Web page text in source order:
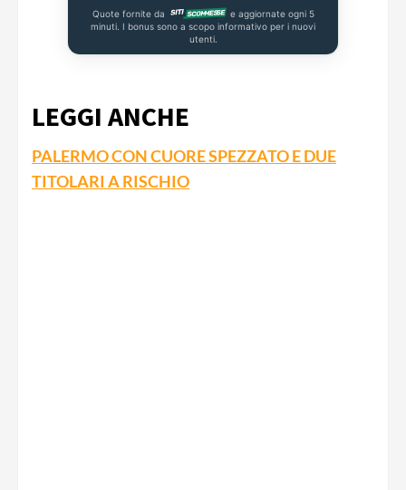
Quote fornite da
e aggiornate ogni 5
minuti. I bonus sono a scopo informativo per i nuovi
utenti.
LEGGI ANCHE
PALERMO CON CUORE SPEZZATO E DUE
TITOLARI A RISCHIO